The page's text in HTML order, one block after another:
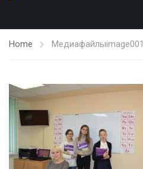
Home Медиафайлыimage001